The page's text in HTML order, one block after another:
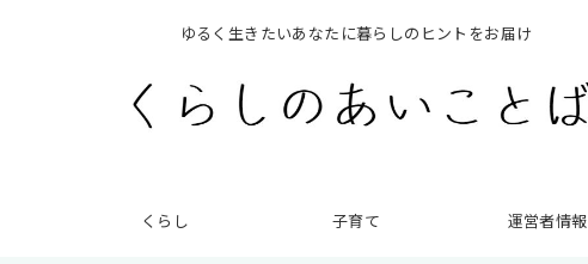
ゆるく生きたいあなたに暮らしのヒントをお届け
くらし 子育て 運営者情報